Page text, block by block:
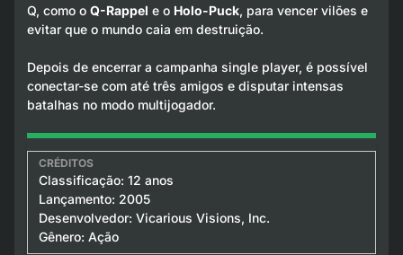
Q, como o Q-Rappel e o Holo-Puck, para vencer vilões e
evitar que o mundo caia em destruição.
Depois de encerrar a campanha single player, é possível
conectar-se com até três amigos e disputar intensas
batalhas no modo multijogador.
Classificação: 12 anos
Lançamento: 2005
Desenvolvedor: Vicarious Visions, Inc.
Gênero: Ação